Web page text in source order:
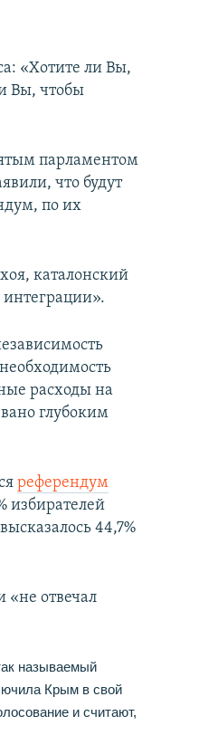
«Хотите ли Вы,
Вы, чтобы
парламентом
что будут
по их
каталонский
расходы на
глубоким
референдум
избирателей
44,7%
«не отвечал
называемый
Крым в свой
и считают,